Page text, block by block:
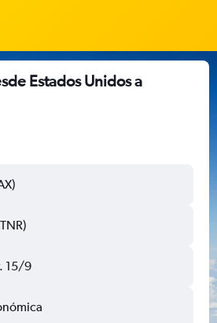
Estados Unidos a
15/9